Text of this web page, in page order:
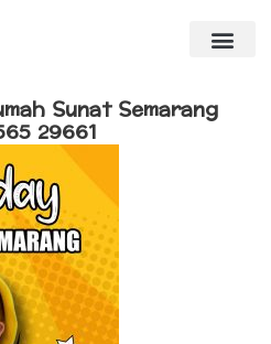
Sunat Semarang
29661